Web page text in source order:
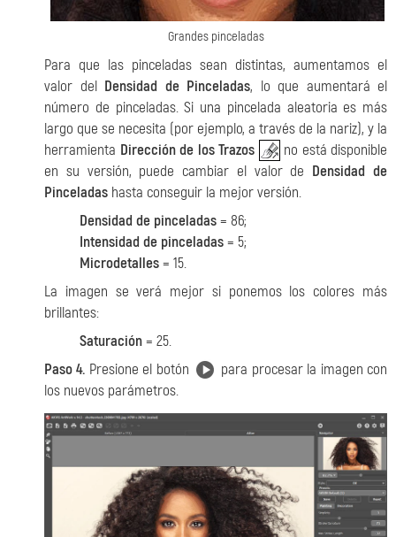
Grandes pinceladas
Para que las pinceladas sean distintas, aumentamos el
valor del Densidad de Pinceladas, lo que aumentará el
número de pinceladas. Si una pincelada aleatoria es más
largo que se necesita (por ejemplo, a través de la nariz), y la
herramienta Dirección de los Trazos
no está disponible
en su versión, puede cambiar el valor de Densidad de
Pinceladas hasta conseguir la mejor versión.
Densidad de pinceladas= 86;
Intensidad de pinceladas= 5;
Microdetalles= 15.
La imagen se verá mejor si ponemos los colores más
brillantes:
Saturación= 25.
Paso 4. Presione el botón
para procesar la imagen con
los nuevos parámetros.